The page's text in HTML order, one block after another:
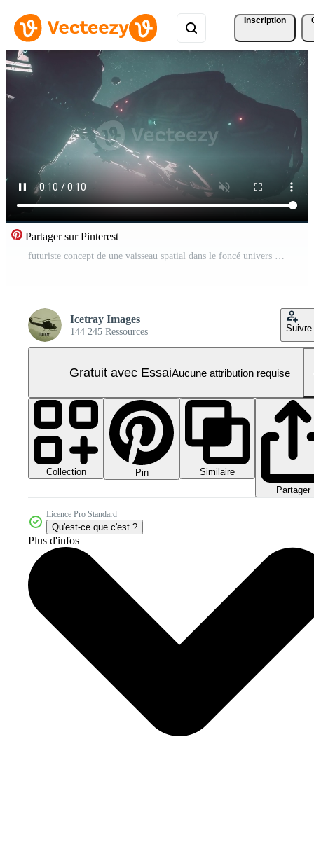
Inscription
Partager sur Pinterest
futuriste concept de une vaisseau spatial dans le foncé univers Vidéo Pro
Icetray Images
144 245 Ressources Suivre
Gratuit avec EssaiAucune attribution requise
Collection Pin
Similaire
Partager
Licence Pro Standard
Qu'est-ce que c'est ?
Plus d'infos